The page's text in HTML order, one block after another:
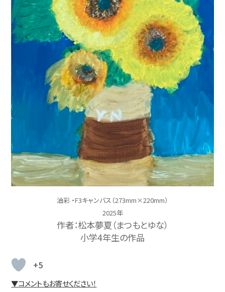
油彩 ・F3キャンバス（273mm×220mm）
2025年
作者：松本夢夏（まつもとゆな）
小学4年生の作品
+5
▼コメントもお寄せください！